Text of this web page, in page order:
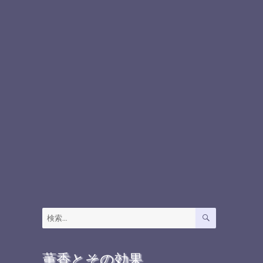
検
索:
検
薫香とその効果